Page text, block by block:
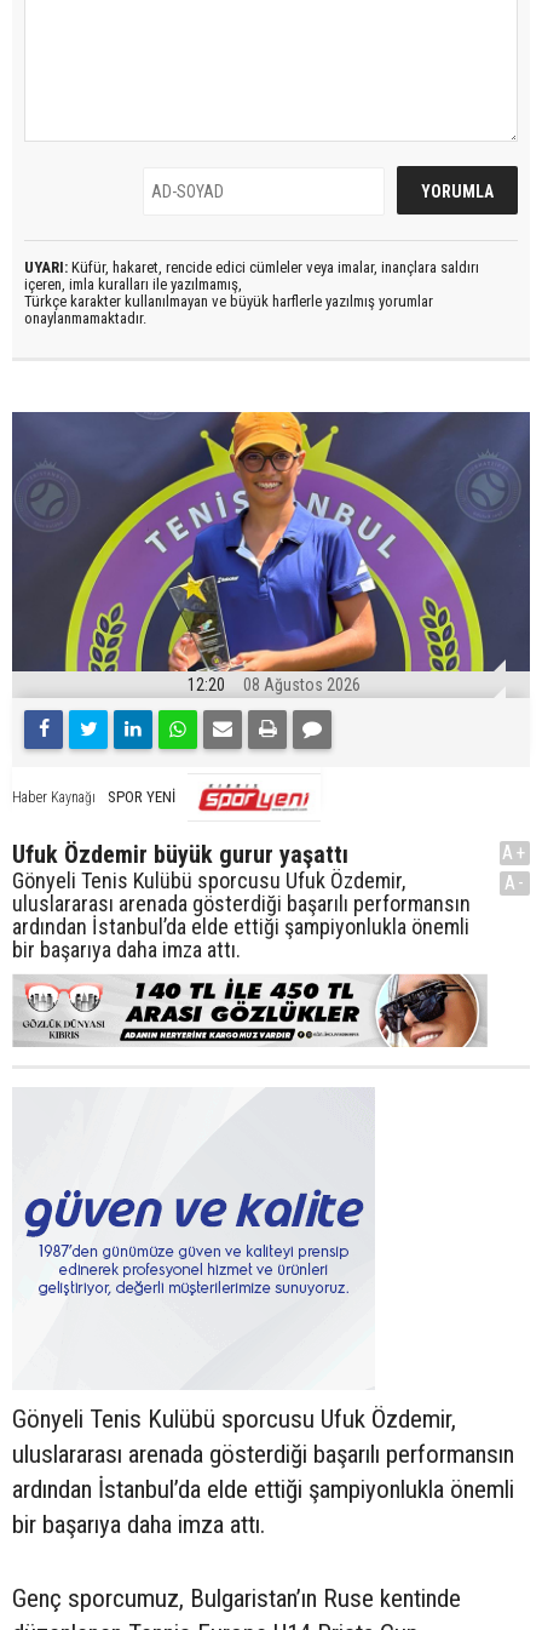
UYARI: Küfür, hakaret, rencide edici cümleler veya imalar, inançlara saldırı
içeren, imla kuralları ile yazılmamış,
Türkçe karakter kullanılmayan ve büyük harflerle yazılmış yorumlar
onaylanmamaktadır.
12:20 08 Ağustos 2026
Haber Kaynağı SPOR YENİ
Ufuk Özdemir büyük gurur yaşattı
Gönyeli Tenis Kulübü sporcusu Ufuk Özdemir,
uluslararası arenada gösterdiği başarılı performansın
ardından İstanbul’da elde ettiği şampiyonlukla önemli
bir başarıya daha imza attı.
A+
A-
Gönyeli Tenis Kulübü sporcusu Ufuk Özdemir,
uluslararası arenada gösterdiği başarılı performansın
ardından İstanbul’da elde ettiği şampiyonlukla önemli
bir başarıya daha imza attı.
Genç sporcumuz, Bulgaristan’ın Ruse kentinde